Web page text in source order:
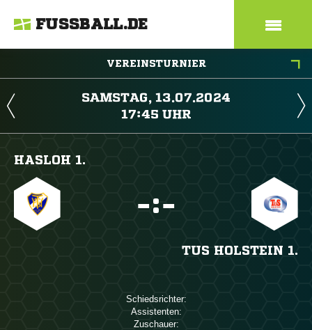
FUSSBALL.DE
VEREINSTURNIER
 
 
HASLOH 1.
:
TUS HOLSTEIN 1.
Schiedsrichter:
Assistenten:
Zuschauer: